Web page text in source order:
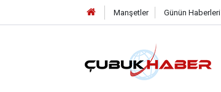
Manşetler Günün Haberleri